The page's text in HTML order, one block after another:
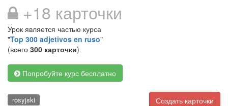
+18 карточки
Урок является частью курса
"Top 300 adjetivos en ruso"
(всего 300 карточки)
Попробуйте курс бесплатно
Создать карточки
rosyjski